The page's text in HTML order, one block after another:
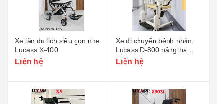
Xe lăn du lịch siêu gọn nhẹ
Lucass X-400
Liên hệ
Xe di chuyển bệnh nhân
Lucass D-800 nâng hạ
điện
Liên hệ